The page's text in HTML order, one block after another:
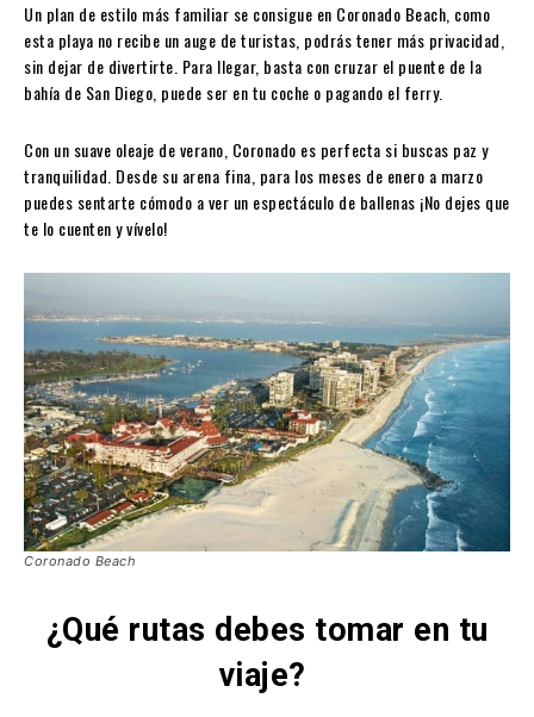
Un plan de estilo más familiar se consigue en Coronado Beach, como
esta playa no recibe un auge de turistas, podrás tener más privacidad,
sin dejar de divertirte. Para llegar, basta con cruzar el puente de la
bahía de San Diego, puede ser en tu coche o pagando el ferry.
Con un suave oleaje de verano, Coronado es perfecta si buscas paz y
tranquilidad. Desde su arena fina, para los meses de enero a marzo
puedes sentarte cómodo a ver un espectáculo de ballenas ¡No dejes que
te lo cuenten y vívelo!
Coronado Beach
¿Qué rutas debes tomar en tu
viaje?